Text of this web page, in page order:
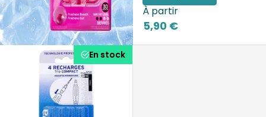
À partir
5,90 €
En stock